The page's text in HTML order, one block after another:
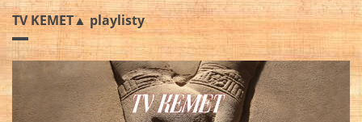
TV KEMET▲ playlisty